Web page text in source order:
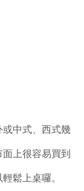
或中式、西式幾
上很容易買到
鬆上桌囉。